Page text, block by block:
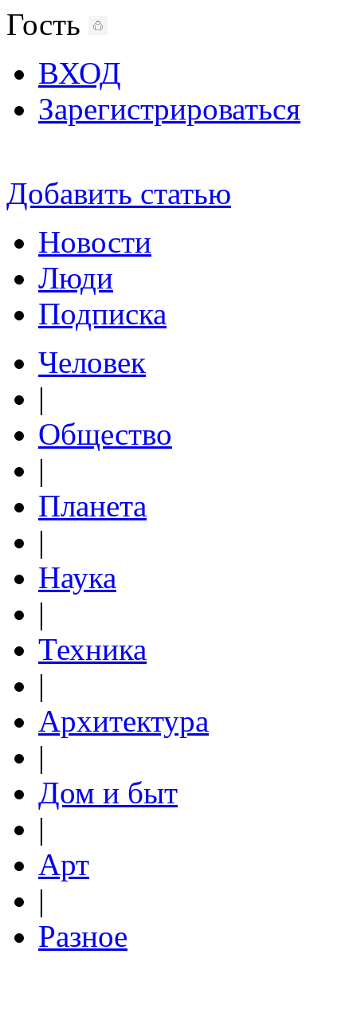
Гость
ВХОД
Зарегистрироваться
Добавить статью
Новости
Люди
Подписка
Человек
|
Общество
|
Планета
|
Наука
|
Техника
|
Архитектура
|
Дом и быт
|
Арт
|
Разное